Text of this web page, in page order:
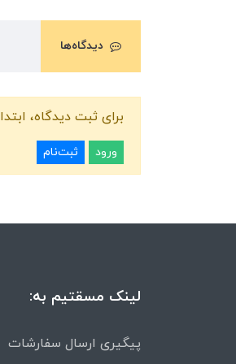
دیدگاه‌ها
برای ثبت دیدگاه،
ورود ثبت‌نام
لینک مسقتیم به:
پیگیری ارسال سفارشات